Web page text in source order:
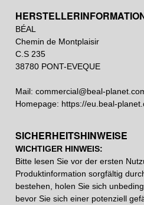
BÉAL
Chemin de Montplaisir
C.S 235
38780 PONT-EVEQUE
Mail:commercial@beal-
Homepage: https://eu.beal-
SICHERHEITSHINWEISE
WICHTIGER HINWEIS:
Bitte lesen Sie vor der ersten
Produktinformation sorgfältig
bestehen, holen Sie sich
bevor Sie sich einer potenziell